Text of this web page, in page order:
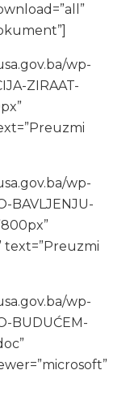
wp-
ZIRAAT-
wp-
BAVLJENJU-
text=”Preuzmi
wp-
BUDUĆEM-